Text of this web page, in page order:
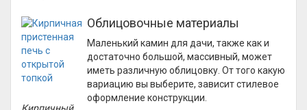
Облицовочные материалы
Маленький камин для дачи, также как и
достаточно большой, массивный, может
иметь различную облицовку. От того какую
вариацию вы выберите, зависит стилевое
оформление конструкции.